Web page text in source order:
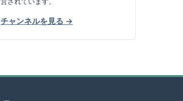
チャンネルを見る →